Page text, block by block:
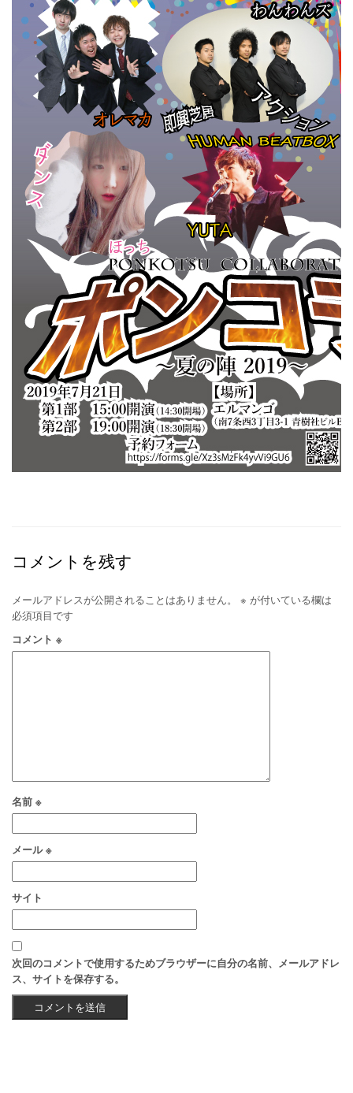
コメントを残す
メールアドレスが公開されることはありません。 ※ が付いている欄は
必須項目です
コメント ※
名前 ※
メール※
サイト
次回のコメントで使用するためブラウザーに自分の名前、メールアドレ
ス、サイトを保存する。